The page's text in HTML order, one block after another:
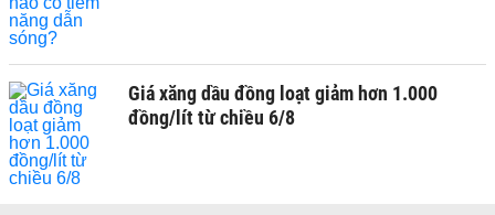
Giá xăng dầu đồng loạt giảm hơn 1.000
đồng/lít từ chiều 6/8